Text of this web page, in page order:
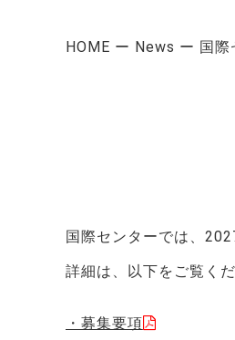
HOME News 国際
国際センターでは、
詳細は、以下をご覧くだ
・募集要項